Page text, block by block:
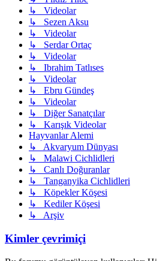
↳ Videolar
↳ Sezen Aksu
↳ Videolar
↳ Serdar Ortaç
↳ Videolar
↳ Ibrahim Tatlıses
↳ Videolar
↳ Ebru Gündeş
↳ Videolar
↳ Diğer Sanatçılar
↳ Karışık Videolar
Hayvanlar Alemi
↳ Akvaryum Dünyası
↳ Malawi Cichlidleri
↳ Canlı Doğuranlar
↳ Tanganyika Cichlidleri
↳ Köpekler Köşesi
↳ Kediler Köşesi
↳ Arşiv
Kimler çevrimiçi